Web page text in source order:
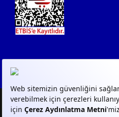
© 2023GPN- Tüm Hakları